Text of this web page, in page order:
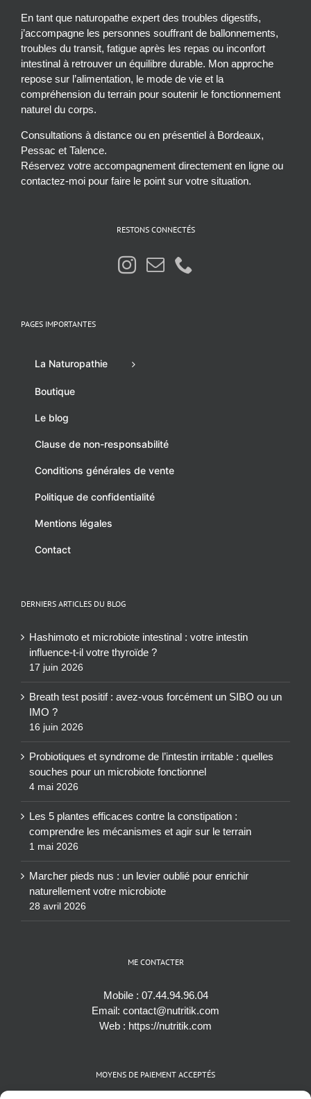
En tant que naturopathe expert des troubles digestifs,
j’accompagne les personnes souffrant de ballonnements,
troubles du transit, fatigue après les repas ou inconfort
intestinal à retrouver un équilibre durable. Mon approche
repose sur l’alimentation, le mode de vie et la
compréhension du terrain pour soutenir le fonctionnement
naturel du corps.
Consultations à distance ou en présentiel à Bordeaux,
Pessac et Talence.
Réservez votre accompagnement directement en ligne ou
contactez-moi pour faire le point sur votre situation.
RESTONS CONNECTÉS
PAGES IMPORTANTES
La Naturopathie
Boutique
Le blog
Clause de non-responsabilité
Conditions générales de vente
Politique de confidentialité
Mentions légales
Contact
DERNIERS ARTICLES DU BLOG
Hashimoto et microbiote intestinal : votre intestin
influence-t-il votre thyroïde ?
17 juin 2026
Breath test positif : avez-vous forcément un SIBO ou un
IMO ?
16 juin 2026
Probiotiques et syndrome de l’intestin irritable : quelles
souches pour un microbiote fonctionnel
4 mai 2026
Les 5 plantes efficaces contre la constipation :
comprendre les mécanismes et agir sur le terrain
1 mai 2026
Marcher pieds nus : un levier oublié pour enrichir
naturellement votre microbiote
28 avril 2026
ME CONTACTER
Mobile : 07.44.94.96.04
Email: contact@nutritik.com
Web : https://nutritik.com
MOYENS DE PAIEMENT ACCEPTÉS